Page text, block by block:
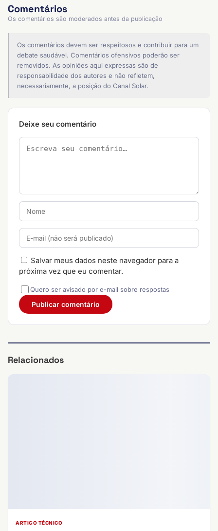
Comentários
Os comentários são moderados antes da publicação
Os comentários devem ser respeitosos e contribuir para um
debate saudável. Comentários ofensivos poderão ser
removidos. As opiniões aqui expressas são de
responsabilidade dos autores e não refletem,
necessariamente, a posição do Canal Solar.
Deixe seu comentário
Salvar meus dados neste navegador para a
próxima vez que eu comentar.
Quero ser avisado por e-mail sobre respostas
Relacionados
ARTIGO TÉCNICO